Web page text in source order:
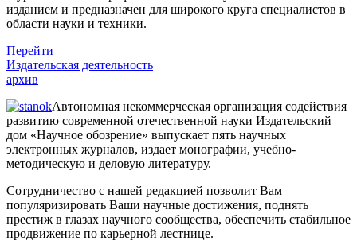
изданием и предназначен для широкого круга специалистов в
области науки и техники.
Перейти
Издательская деятельность
архив
Автономная некоммерческая организация содействия
развитию современной отечественной науки Издательский
дом «Научное обозрение» выпускает пять научных
электронных журналов, издает монографии, учебно-
методическую и деловую литературу.
Сотрудничество с нашей редакцией позволит Вам
популяризировать Ваши научные достижения, поднять
престиж в глазах научного сообщества, обеспечить стабильное
продвижение по карьерной лестнице.